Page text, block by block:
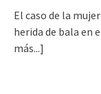
El caso de la
herida de bala en
más...]